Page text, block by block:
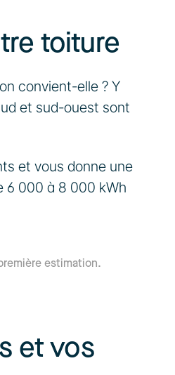
toiture
convient-elle ? Y
et sud-ouest sont
et vous donne une
6 000 à 8 000 kWh
estimation.
et vos